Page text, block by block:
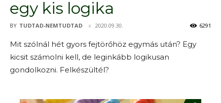
egy kis logika
BY TUDTAD-NEMTUDTAD 2020.09.30. 6291
Mit szólnál hét gyors fejtörőhöz egymás után? Egy
kicsit számolni kell, de leginkább logikusan
gondolkozni. Felkészültél?